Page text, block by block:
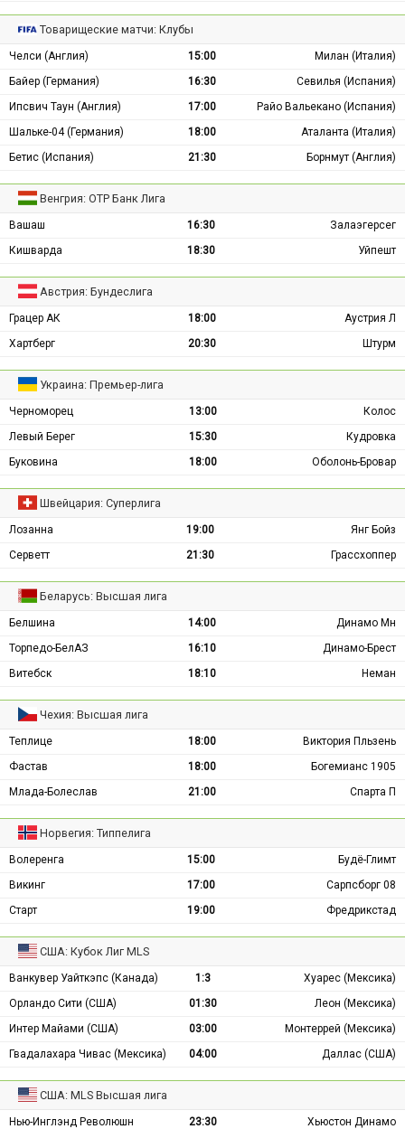
Товарищеские матчи: Клубы
Челси (Англия) 15:00
Милан (Италия)
Байер (Германия)
16:30
Севилья (Испания)
Ипсвич Таун (Англия)
17:00
Райо Вальекано (Испания)
Шальке-04 (Германия)
18:00
Аталанта (Италия)
Бетис (Испания)
21:30 Борнмут (Англия)
Венгрия: ОТР Банк Лига
Вашаш 16:30
Залаэгерсег
Кишварда
18:30 Уйпешт
Австрия: Бундеслига
Грацер АК 18:00
Аустрия Л
Хартберг
20:30 Штурм
Украина: Премьер-лига
Черноморец 13:00
Колос
Левый Берег
15:30
Кудровка
Буковина
18:00 Оболонь-Бровар
Швейцария: Суперлига
Лозанна 19:00
Янг Бойз
Серветт
21:30 Грассхоппер
Беларусь: Высшая лига
Белшина 14:00
Динамо Мн
Торпедо-БелАЗ
16:10
Динамо-Брест
Витебск
18:10 Неман
Чехия: Высшая лига
Теплице 18:00
Виктория Пльзень
Фастав
18:00
Богемианс 1905
Млада-Болеслав
21:00 Спарта П
Норвегия: Типпелига
Волеренга 15:00
Будё-Глимт
Викинг
17:00
Сарпсборг 08
Старт
19:00 Фредрикстад
США: Кубок Лиг MLS
Ванкувер Уайткэпс (Канада) 1:3
Хуарес (Мексика)
Орландо Сити (США)
01:30
Леон (Мексика)
Интер Майами (США)
03:00
Монтеррей (Мексика)
Гвадалахара Чивас (Мексика)
04:00 Даллас (США)
США: MLS Высшая лига
Нью-Инглэнд Революшн 23:30 Хьюстон Динамо